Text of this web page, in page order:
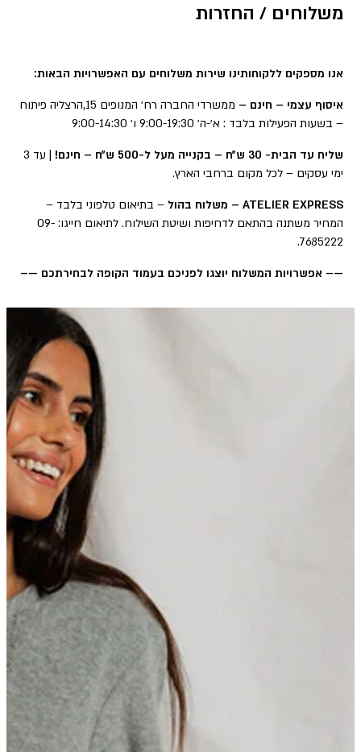
משלוחים / החזרות
אנו מספקים ללקוחותינו שירות משלוחים עם האפשרויות הבאות:
איסוף עצמי – חינם –
ממשרדי החברה רח׳ המנופים 15,הרצליה פיתוח
– בשעות הפעילות בלבד : א׳-ה׳ 9:00-19:30 ו׳ 9:00-14:30
שליח עד הבית- 30 ש״ח – בקנייה מעל ל-500 ש״ח – חינם!
| עד 3
ימי עסקים – לכל מקום ברחבי הארץ.
ATELIER EXPRESS – משלוח בהול
– בתיאום טלפוני בלבד –
המחיר משתנה בהתאם לדחיפות ושיטת השילוח. לתיאום חייגו: 09-
7685222.
—– אפשרויות המשלוח יוצגו לפניכם בעמוד הקופה לבחירתכם —–